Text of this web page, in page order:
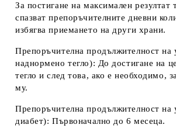
За постигане на максимален резултат
спазват препоръчителните дневни
избягва приемането на други храни.
Препоръчителна продължителност на
наднормено тегло): До достигане на
тегло и след това, ако е необходимо,
му.
Препоръчителна продължителност на
диабет): Първоначално до 6 месеца.